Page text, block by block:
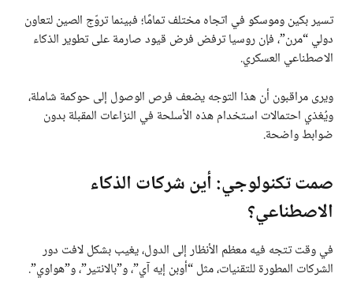
تسير بكين وموسكو في اتجاه مختلف تمامًا؛ فبينما تروّج الصين لتعاون
دولي “مرن”، فإن روسيا ترفض فرض قيود صارمة على تطوير الذكاء
الاصطناعي العسكري.
ويرى مراقبون أن هذا التوجه يضعف فرص الوصول إلى حوكمة شاملة،
ويُغذي احتمالات استخدام هذه الأسلحة في النزاعات المقبلة بدون
ضوابط واضحة.
صمت تكنولوجي: أين شركات الذكاء
الاصطناعي؟
في وقت تتجه فيه معظم الأنظار إلى الدول، يغيب بشكل لافت دور
الشركات المطورة للتقنيات، مثل “أوبن إيه آي”، و”بالانتير”، و”هواوي”.